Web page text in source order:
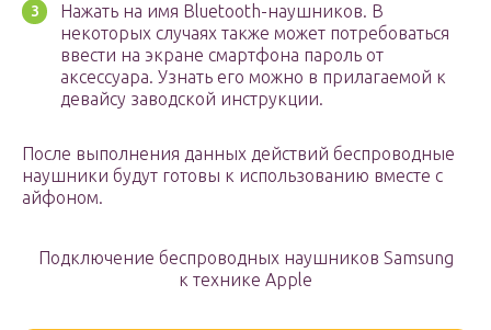
Нажать на имя Bluetooth-наушников. В
некоторых случаях также может потребоваться
ввести на экране смартфона пароль от
аксессуара. Узнать его можно в прилагаемой к
девайсу заводской инструкции.
После выполнения данных действий беспроводные
наушники будут готовы к использованию вместе с
айфоном.
Подключение беспроводных наушников Samsung
к технике Apple